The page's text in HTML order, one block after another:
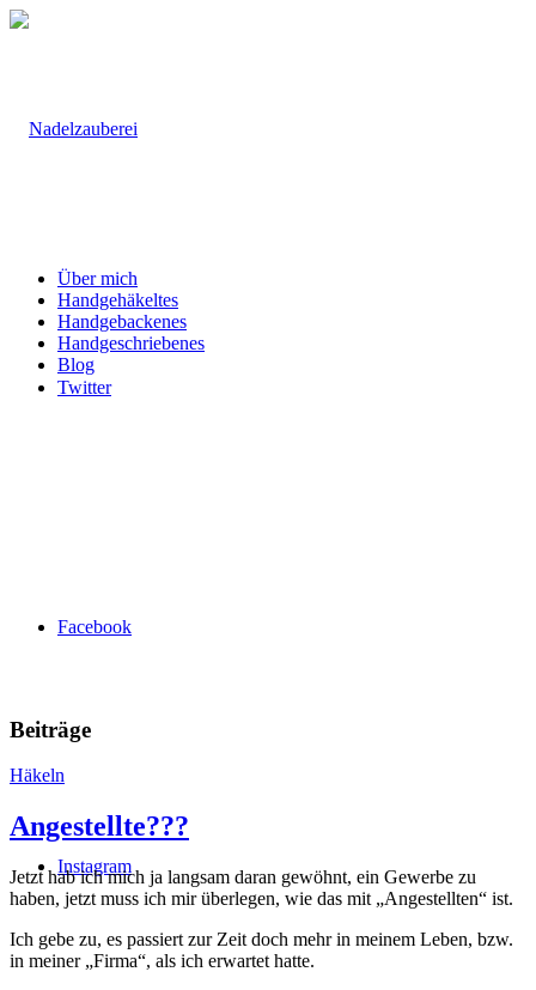
Twitter
Facebook
Instagram
Über mich
Handgehäkeltes
Handgebackenes
Handgeschriebenes
Blog
Beiträge
Häkeln
Angestellte???
Jetzt hab ich mich ja langsam daran gewöhnt, ein Gewerbe zu
haben, jetzt muss ich mir überlegen, wie das mit „Angestellten“ ist.
Ich gebe zu, es passiert zur Zeit doch mehr in meinem Leben, bzw.
in meiner „Firma“, als ich erwartet hatte.